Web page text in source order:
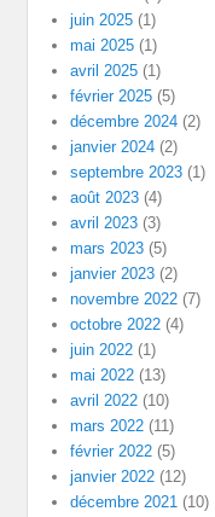
juin 2025 (1)
mai 2025 (1)
avril 2025 (1)
février 2025 (5)
décembre 2024 (2)
janvier 2024 (2)
septembre 2023 (1)
août 2023 (4)
avril 2023 (3)
mars 2023 (5)
janvier 2023 (2)
novembre 2022 (7)
octobre 2022 (4)
juin 2022 (1)
mai 2022 (13)
avril 2022 (10)
mars 2022 (11)
février 2022 (5)
janvier 2022 (12)
décembre 2021 (10)